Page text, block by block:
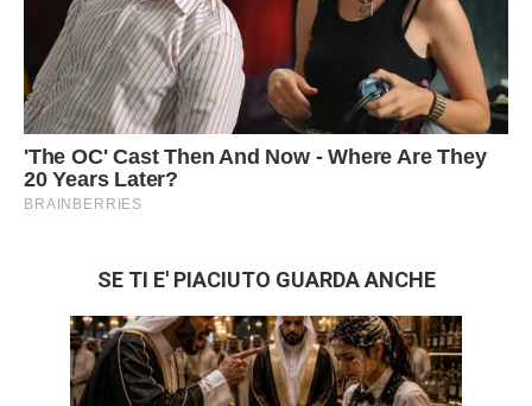
SE TI E' PIACIUTO GUARDA ANCHE